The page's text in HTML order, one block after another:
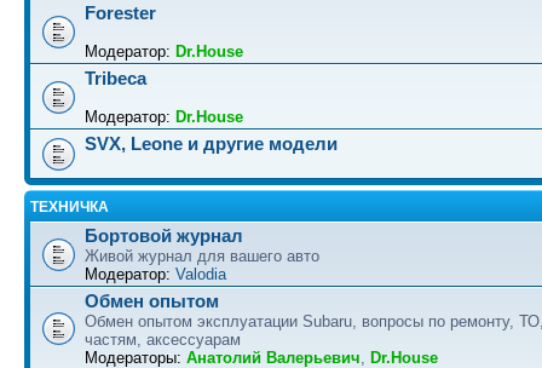
Forester
Модератор: Dr.House
Tribeca
Модератор: Dr.House
SVX, Leone и другие модели
ТЕХНИЧКА
Бортовой журнал
Живой журнал для вашего авто
Модератор: Valodia
Обмен опытом
Обмен опытом эксплуатации Subaru, вопросы по ремонту,
частям, аксессуарам
Модераторы: Анатолий Валерьевич, Dr.House